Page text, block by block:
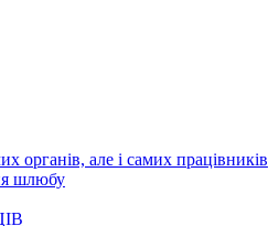
органів, але і самих працівників
шлюбу